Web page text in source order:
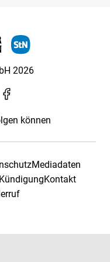
2026
können
Mediadaten
KündigungKontakt